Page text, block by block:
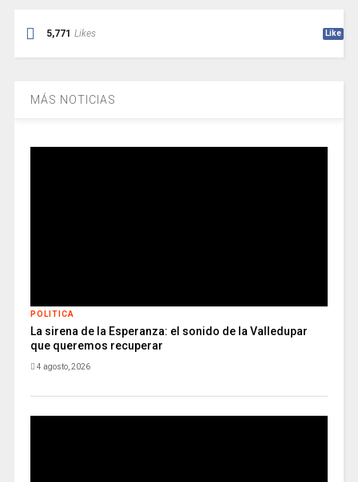
5,771 Likes Like
MÁS NOTICIAS
POLITICA
La sirena de la Esperanza: el sonido de la Valledupar
que queremos recuperar
4 agosto, 2026